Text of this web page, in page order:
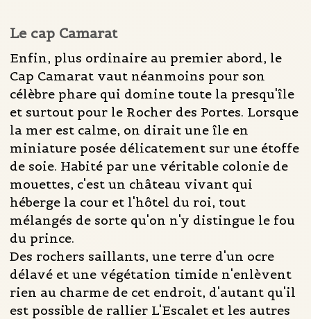
Le cap Camarat
Enfin, plus ordinaire au premier abord, le
Cap Camarat vaut néanmoins pour son
célèbre phare qui domine toute la presqu'île
et surtout pour le Rocher des Portes. Lorsque
la mer est calme, on dirait une île en
miniature posée délicatement sur une étoffe
de soie. Habité par une véritable colonie de
mouettes, c'est un château vivant qui
héberge la cour et l'hôtel du roi, tout
mélangés de sorte qu'on n'y distingue le fou
du prince.
Des rochers saillants, une terre d'un ocre
délavé et une végétation timide n'enlèvent
rien au charme de cet endroit, d'autant qu'il
est possible de rallier L'Escalet et les autres